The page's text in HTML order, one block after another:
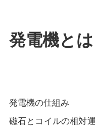
発電機とは
発電機の仕組み
磁石とコイルの相対